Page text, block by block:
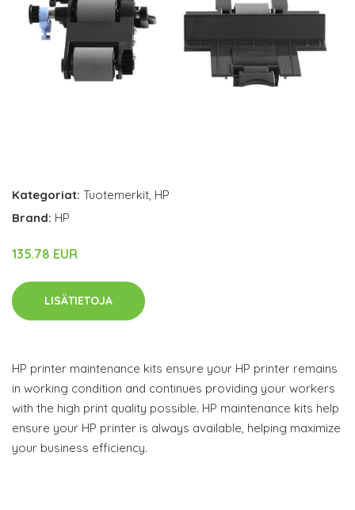
Kategoriat: Tuotemerkit HP
Brand: HP
135.78 EUR
LISÄTIETOJA
HP printer maintenance kits ensure your HP printer remains
in working condition and continues providing your workers
with the high print quality possible. HP maintenance kits help
ensure your HP printer is always available, helping maximize
your business efficiency.